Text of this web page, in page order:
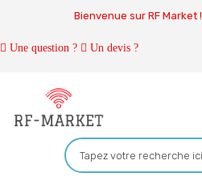
Bienvenue sur RF Market !
Une question ? Un devis ?